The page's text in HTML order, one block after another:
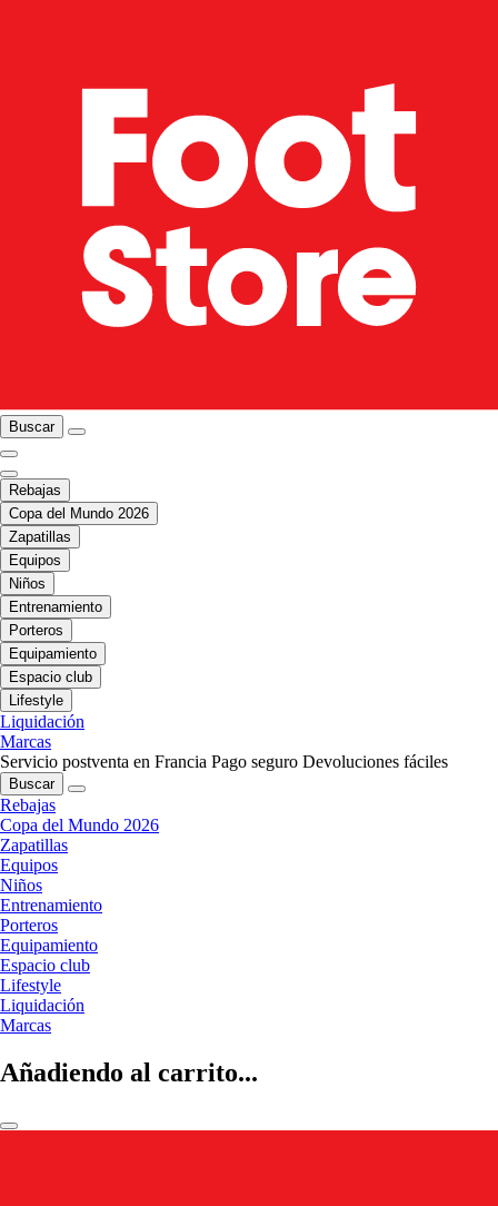
Buscar
Rebajas
Copa del Mundo 2026
Zapatillas
Equipos
Niños
Entrenamiento
Porteros
Equipamiento
Espacio club
Lifestyle
Liquidación
Marcas
Servicio postventa en Francia Pago seguro Devoluciones fáciles
Buscar
Rebajas
Copa del Mundo 2026
Zapatillas
Equipos
Niños
Entrenamiento
Porteros
Equipamiento
Espacio club
Lifestyle
Liquidación
Marcas
Añadiendo al carrito...